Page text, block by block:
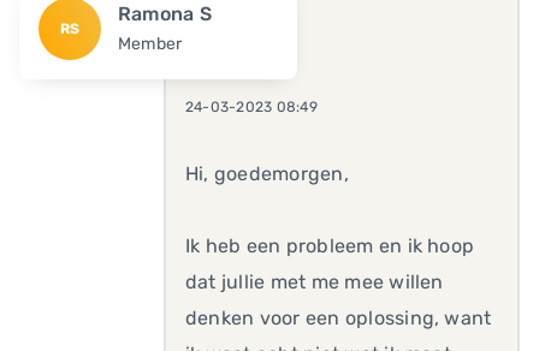
RS
Ramona S
Member
24-03-2023 08:49
Hi, goedemorgen,
Ik heb een probleem en ik hoop
dat jullie met me mee willen
denken voor een oplossing, want